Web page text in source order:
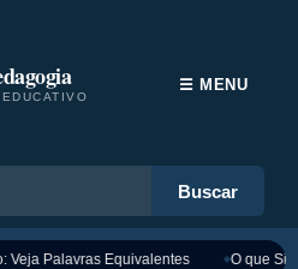
Buscar
☰ MENU
Palavras Equivalentes O que